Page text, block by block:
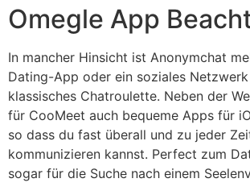
Omegle App
In mancher Hinsicht ist Anonymchat
Dating-App oder ein soziales
klassisches Chatroulette. Neben der
für CooMeet auch bequeme Apps für
so dass du fast überall und zu jeder
kommunizieren kannst. Perfect zum
sogar für die Suche nach einem